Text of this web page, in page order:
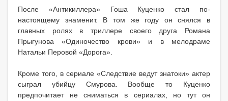
После «Антикиллера» Гоша Куценко стал по-
настоящему знаменит. В том же году он снялся в
главных ролях в триллере своего друга Романа
Прыгунова «Одиночество крови» и в мелодраме
Натальи Перовой «Дорога».
Кроме того, в сериале «Следствие ведут знатоки» актер
сыграл убийцу Смурова. Вообще то Куценко
предпочитает не сниматься в сериалах, но тут он